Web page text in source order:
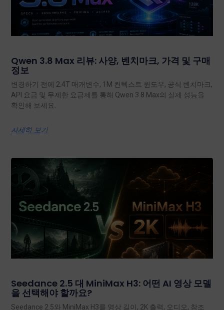
Qwen 3.8 Max 리뷰: 사양, 벤치마크, 가격 및 구매
정보
변경하기 전에 2.4T 매개변수, 1M 컨텍스트 윈도우, 공식 벤치마크,
API 요금 및 무제한 요금제를 통해 Qwen 3.8 Max의 실제 성능을
확인해 보세요.
자세히 보기
Seedance 2.5 대 MiniMax H3: 어떤 AI 영상 모델
을 선택해야 할까요?
Seedance 2.5와 MiniMax H3를 영상 길이, 2K 출력, 오디오, 참조